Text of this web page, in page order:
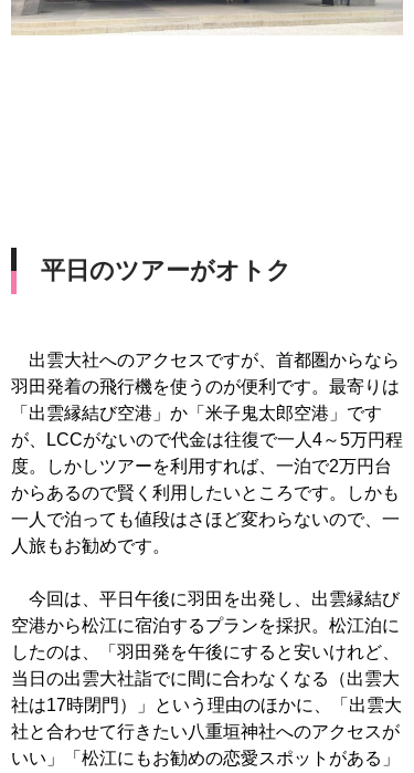
平日のツアーがオトク
出雲大社へのアクセスですが、首都圏からなら
羽田発着の飛行機を使うのが便利です。最寄りは
「出雲縁結び空港」か「米子鬼太郎空港」です
が、LCCがないので代金は往復で一人4～5万円程
度。しかしツアーを利用すれば、一泊で2万円台
からあるので賢く利用したいところです。しかも
一人で泊っても値段はさほど変わらないので、一
人旅もお勧めです。
今回は、平日午後に羽田を出発し、出雲縁結び
空港から松江に宿泊するプランを採択。松江泊に
したのは、「羽田発を午後にすると安いけれど、
当日の出雲大社詣でに間に合わなくなる（出雲大
社は17時閉門）」という理由のほかに、「出雲大
社と合わせて行きたい八重垣神社へのアクセスが
いい」「松江にもお勧めの恋愛スポットがある」